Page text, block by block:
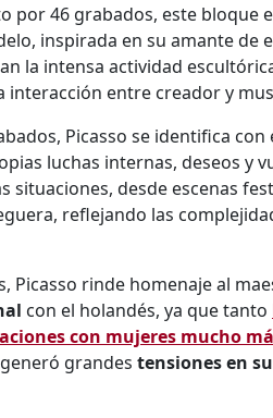
por 46 grabados, este bloque
inspirada en su amante de
la intensa actividad
interacción entre creador y
Picasso se identifica
luchas internas, deseos y
situaciones, desde escenas
reflejando las
Picasso rinde homenaje al
con el holandés, ya que tanto
con mujeres mucho
grandes tensiones en